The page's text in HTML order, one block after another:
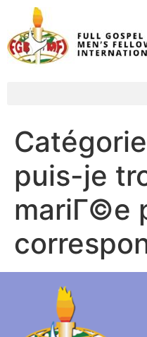
puis-je
mariГ©e